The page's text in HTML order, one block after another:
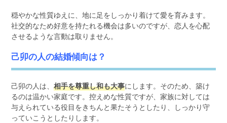
穏やかな性質ゆえに、地に足をしっかり着けて愛を育みます。
社交的なため好意を持たれる機会は多いのですが、恋人を心配
させるような言動は取りません。
己卯の人の結婚傾向は？
己卯の人は、相手を尊重し和も大事にします。そのため、築け
るのは温かい家庭です。控えめな性質ですが、家族に対しては
与えられている役目をきちんと果たそうとしたり、しっかり守
っていこうとしたりします。